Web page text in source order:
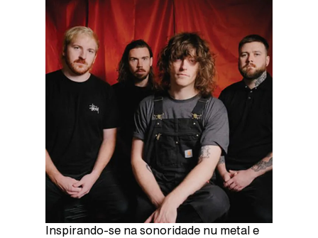
Inspirando-se na sonoridade nu metal e